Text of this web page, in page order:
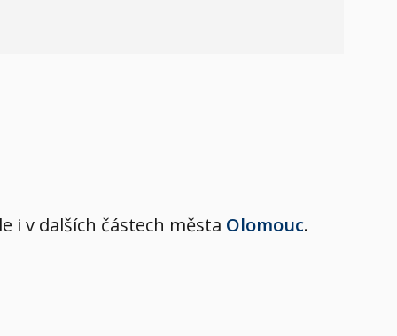
i v dalších částech města Olomouc.